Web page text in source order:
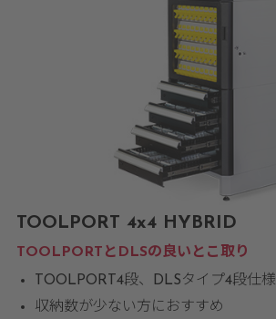
TOOLPORT 4x4 HYBRID
TOOLPORTとDLSの良いとこ取り
TOOLPORT4段、DLSタイプ4段仕様
収納数が少ない方におすすめ